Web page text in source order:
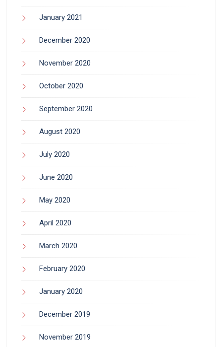
January 2021
December 2020
November 2020
October 2020
September 2020
August 2020
July 2020
June 2020
May 2020
April 2020
March 2020
February 2020
January 2020
December 2019
November 2019